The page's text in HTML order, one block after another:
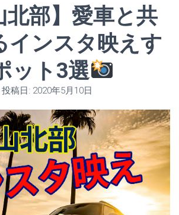
北部】愛車と共
インスタ映えす
ット3選
投稿日: 2020年5月10日